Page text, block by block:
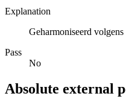
Explanation
Geharmoniseerd
Pass
No
Absolute external